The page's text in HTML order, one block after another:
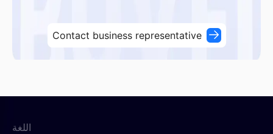
Contact business representative
اللغة